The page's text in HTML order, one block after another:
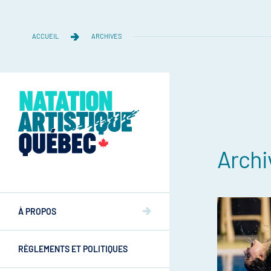
Équipe
Commissions
Athlètes
À PROPOS
Mission et valeurs
RÈGLEMENTS ET POLITIQUES
ACCUEIL ARCHIVES